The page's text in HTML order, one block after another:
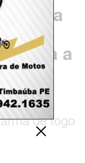
na
a
foi
de fogo